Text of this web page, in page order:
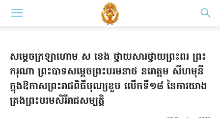
សម្ដេចក្រឡាហោម ស ខេង ថ្វាយសារថ្វាយព្រះពរ ព្រះ
ករុណា ព្រះបាទសម្ដេចព្រះបរមនាថ នរោត្តម សីហមុនី
ក្នុងឱកាសព្រះរាជពិធីបុណ្យខួប លើកទី១៨ នៃការយាង
គ្រងព្រះបរមសិរីរាជសម្បត្តិ